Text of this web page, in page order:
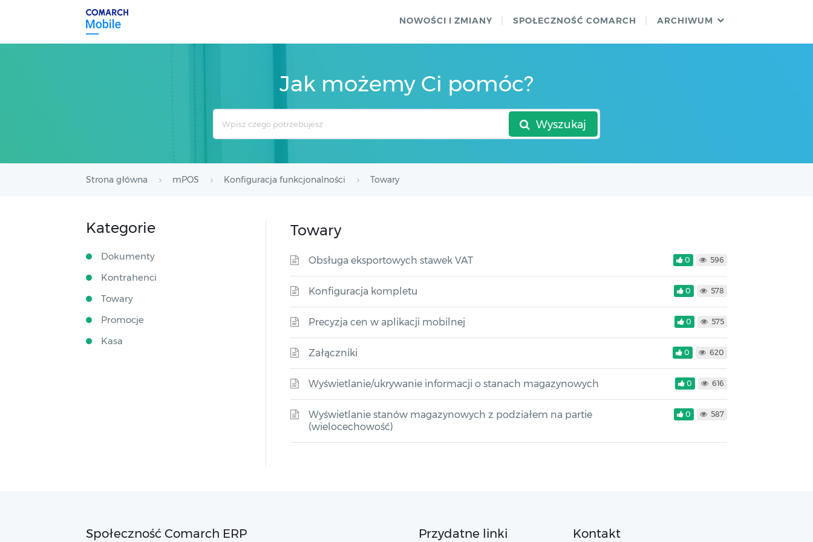
NOWOŚCI I ZMIANY SPOŁECZNOŚĆ COMARCH ARCHIWUM
Jak możemy Ci pomóc?
Wyszukaj
Strona główna mPOS Konfiguracja funkcjonalności Towary
Towary
Obsługa eksportowych stawek VAT 0 596
Konfiguracja kompletu 0 578
Precyzja cen w aplikacji mobilnej 0 575
Załączniki 0 620
Wyświetlanie/ukrywanie informacji o stanach magazynowych 0 616
Wyświetlanie stanów magazynowych z podziałem na partie
(wielocechowość)
0 587
Kategorie
Dokumenty
Kontrahenci
Towary
Promocje
Kasa
Społeczność Comarch ERP Przydatne linki Kontakt